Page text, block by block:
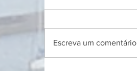
Escreva um comentário